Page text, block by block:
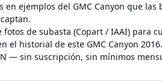
en ejemplos del GMC Canyon que las
fotos de subasta (Copart / IAAI) para
el historial de este GMC Canyon 2016.
— sin suscripción, sin mínimos